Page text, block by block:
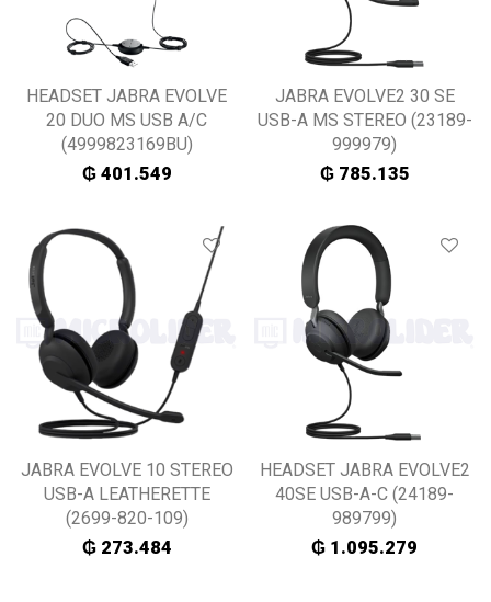
HEADSET JABRA EVOLVE
20 DUO MS USB A/C
(4999823169BU)
₲401.549
JABRA EVOLVE2 30 SE
USB-A MS STEREO (23189-
999979)
₲785.135
JABRA EVOLVE 10 STEREO
USB-A LEATHERETTE
(2699-820-109)
₲273.484
HEADSET JABRA EVOLVE2
40SE USB-A-C (24189-
989799)
₲ 1.095.279